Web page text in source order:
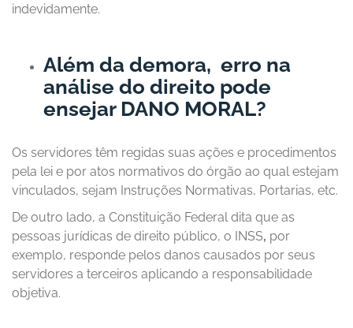
indevidamente.
Além da demora, erro na
análise do direito pode
ensejar DANO MORAL?
Os servidores têm regidas suas ações e procedimentos
pela lei e por atos normativos do órgão ao qual estejam
vinculados, sejam Instruções Normativas, Portarias, etc.
De outro lado, a Constituição Federal dita que as
pessoas jurídicas de direito público, o INSS, por
exemplo, responde pelos danos causados por seus
servidores a terceiros aplicando a responsabilidade
objetiva.